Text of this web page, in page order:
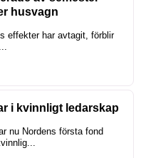
husvagn
effekter har avtagit, förblir
i kvinnligt ledarskap
nu Nordens första fond